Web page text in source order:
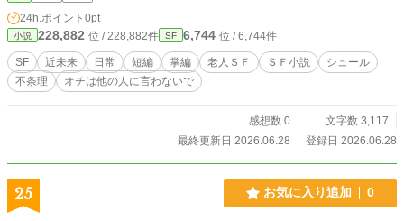
24h.ポイント 0pt
小説 228,882 位 / 228,882件 SF 6,744 位 / 6,744件
SF 近未来 日常 短編 掌編 老人ＳＦ ＳＦ小説
シュール
不条理
オチは他の人に言わないで
感想数 0
文字数 3,117
最終更新日 2026.06.28
登録日 2026.06.28
25 お気に入り追加 0